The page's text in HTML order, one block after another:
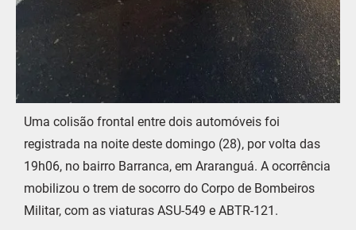
Uma colisão frontal entre dois automóveis foi
registrada na noite deste domingo (28), por volta das
19h06, no bairro Barranca, em Araranguá. A ocorrência
mobilizou o trem de socorro do Corpo de Bombeiros
Militar, com as viaturas ASU-549 e ABTR-121.